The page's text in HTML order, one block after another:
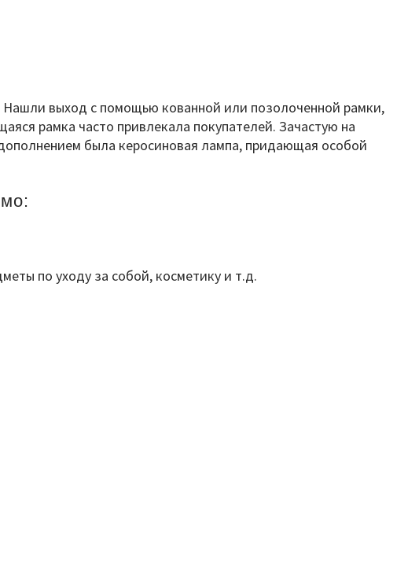
Нашли выход с помощью кованной или позолоченной рамки,
рамка часто привлекала покупателей. Зачастую на
была керосиновая лампа, придающая особой
по уходу за собой, косметику и т.д.